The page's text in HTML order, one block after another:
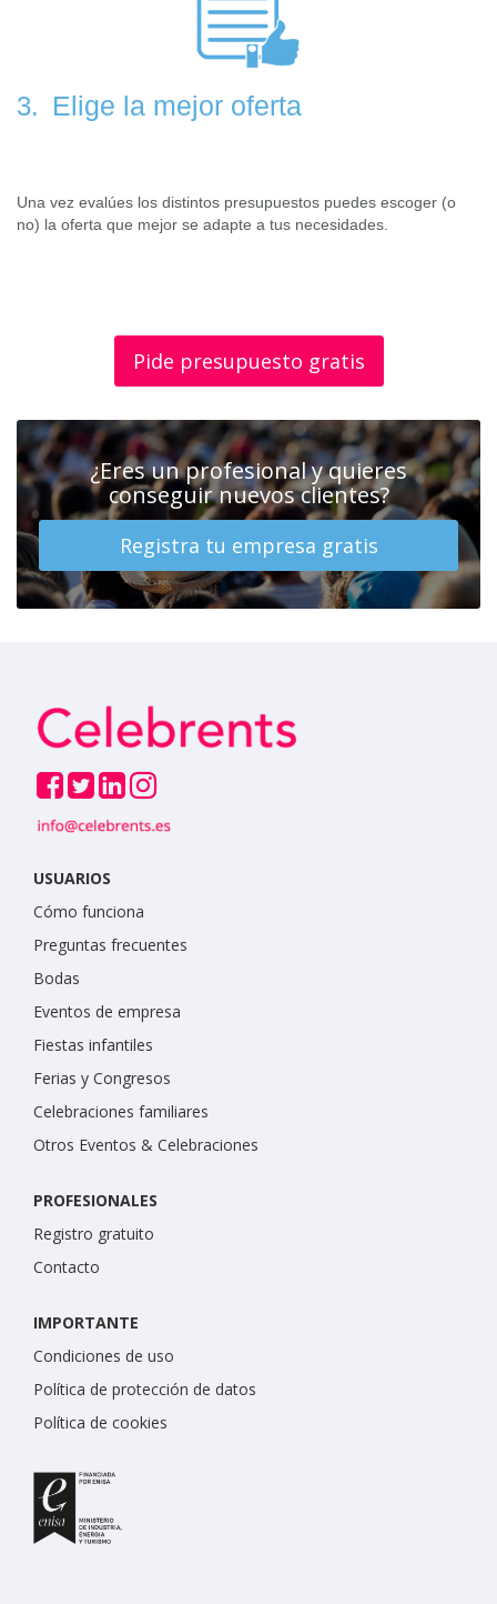
3. Elige la mejor oferta
Una vez evalúes los distintos presupuestos puedes escoger (o
no) la oferta que mejor se adapte a tus necesidades.
Pide presupuesto gratis
¿Eres un profesional y quieres
conseguir nuevos clientes?
Registra tu empresa gratis
USUARIOS
Cómo funciona
Preguntas frecuentes
Bodas
Eventos de empresa
Fiestas infantiles
Ferias y Congresos
Celebraciones familiares
Otros Eventos & Celebraciones
PROFESIONALES
Registro gratuito
Contacto
IMPORTANTE
Condiciones de uso
Política de protección de datos
Política de cookies